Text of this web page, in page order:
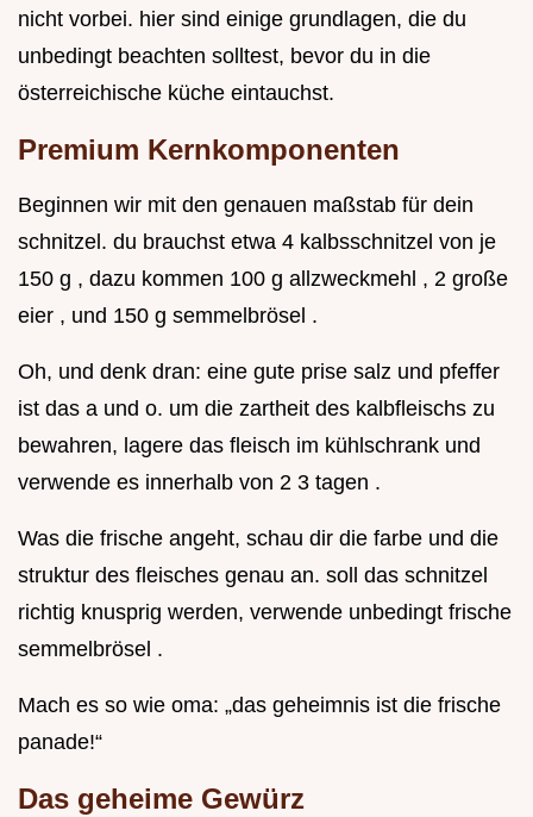
nicht vorbei. hier sind einige grundlagen, die du
unbedingt beachten solltest, bevor du in die
österreichische küche eintauchst.
Premium Kernkomponenten
Beginnen wir mit den genauen maßstab für dein
schnitzel. du brauchst etwa 4 kalbsschnitzel von je
150 g , dazu kommen 100 g allzweckmehl , 2 große
eier , und 150 g semmelbrösel .
Oh, und denk dran: eine gute prise salz und pfeffer
ist das a und o. um die zartheit des kalbfleischs zu
bewahren, lagere das fleisch im kühlschrank und
verwende es innerhalb von 2 3 tagen .
Was die frische angeht, schau dir die farbe und die
struktur des fleisches genau an. soll das schnitzel
richtig knusprig werden, verwende unbedingt frische
semmelbrösel .
Mach es so wie oma: „das geheimnis ist die frische
panade!“
Das geheime Gewürz